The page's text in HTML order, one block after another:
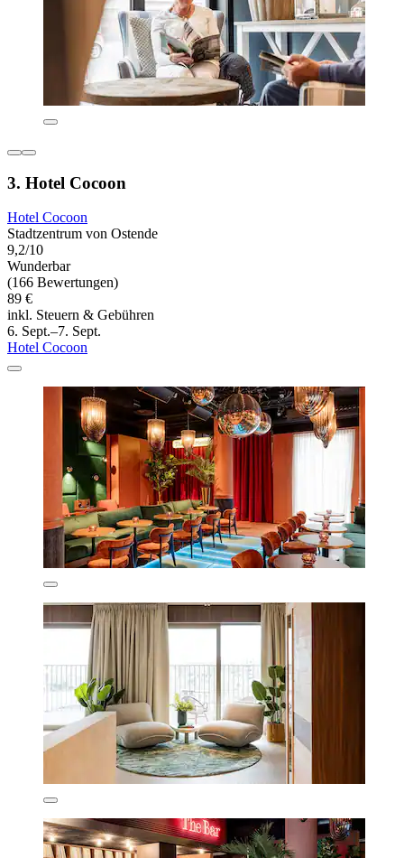
3. Hotel Cocoon
Hotel Cocoon
Stadtzentrum von Ostende
9,2/10
Wunderbar
(166 Bewertungen)
89 €
inkl. Steuern & Gebühren
6. Sept.–7. Sept.
Hotel Cocoon